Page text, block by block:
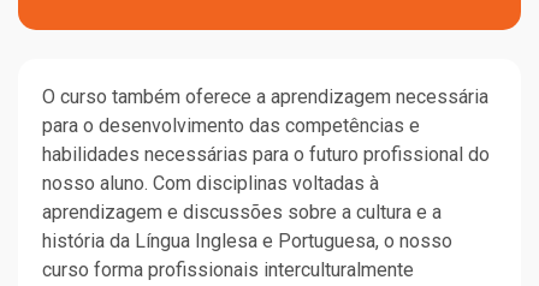
O curso também oferece a aprendizagem necessária
para o desenvolvimento das competências e
habilidades necessárias para o futuro profissional do
nosso aluno. Com disciplinas voltadas à
aprendizagem e discussões sobre a cultura e a
história da Língua Inglesa e Portuguesa, o nosso
curso forma profissionais interculturalmente